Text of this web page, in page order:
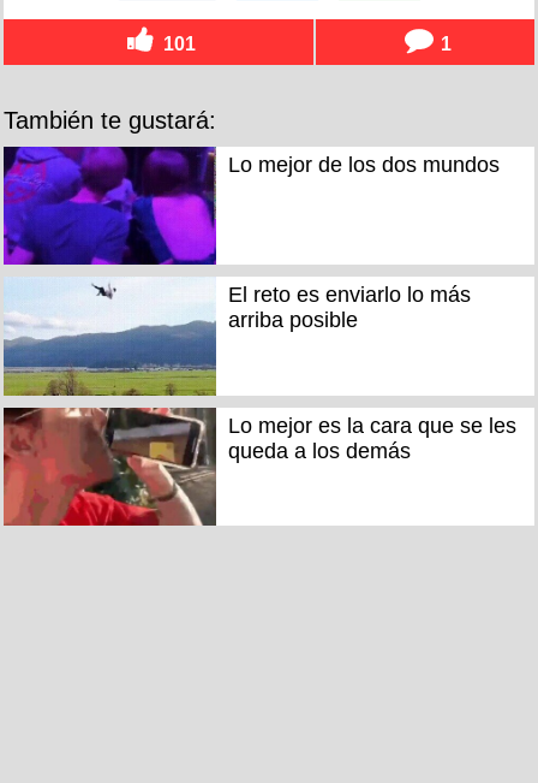
101 1
También te gustará:
Lo mejor de los dos mundos
El reto es enviarlo lo más
arriba posible
Lo mejor es la cara que se les
queda a los demás